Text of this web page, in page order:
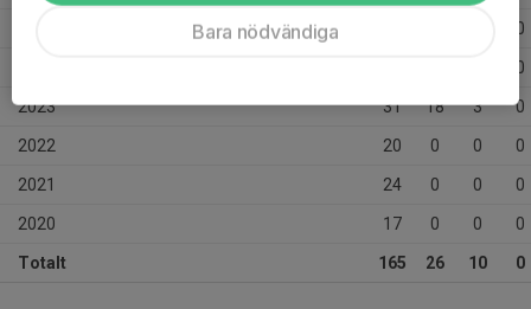
0
0
2023 31 18 3 0
2022 20 0 0 0
2021 24 0 0 0
2020 17 0 0 0
Totalt 165 26 10 0
Bara nödvändiga